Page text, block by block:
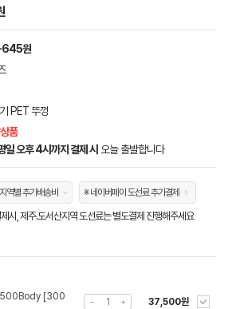
원
PET 뚜껑
품
일 오후 4시까지 결제 시 오늘 출발합니다
지역별 추가배송비 ※ 네이버페이 도선료 추가결제
시, 제주.도서산지역 도선료는 별도결제 진행해주세요
[300
37,500원